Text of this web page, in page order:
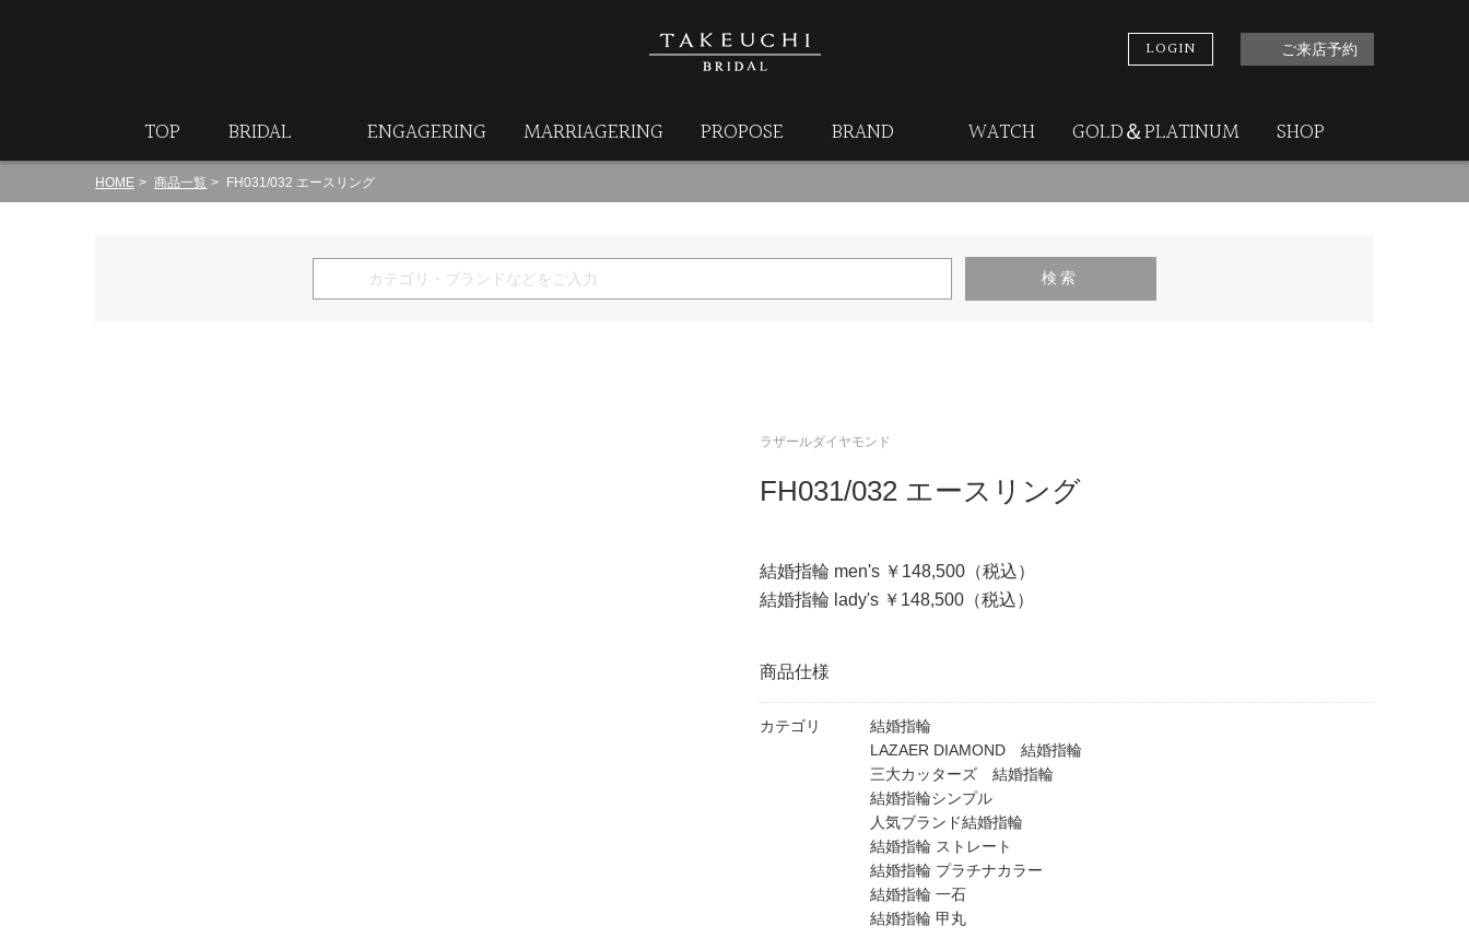
LOGIN ご来店予約
TOP BRIDAL ENGAGERING MARRIAGERING PROPOSE BRAND WATCH GOLD＆PLATINUM SHOP
HOME 商品一覧 FH031/032 エースリング
ラザールダイヤモンド
FH031/032 エースリング
結婚指輪 men's ￥148,500（税込）
結婚指輪 lady's ￥148,500（税込）
商品仕様
カテゴリ
結婚指輪
LAZAER DIAMOND 結婚指輪
三大カッターズ 結婚指輪
結婚指輪シンプル
人気ブランド結婚指輪
結婚指輪 ストレート
結婚指輪 プラチナカラー
結婚指輪 一石
結婚指輪 甲丸